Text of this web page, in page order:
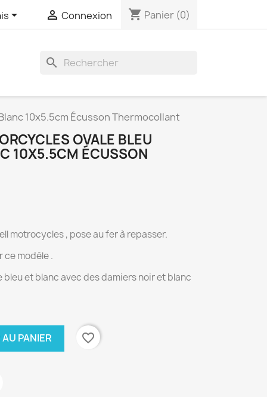
  Connexion shopping_cart Panier (0)
search
10x5.5cm Écusson Thermocollant
OVALE BLEU
10X5.5CM ÉCUSSON
motrocycles , pose au fer à repasser.
ce modèle .
bleu et blanc avec des damiers noir et blanc
PANIER favorite_border